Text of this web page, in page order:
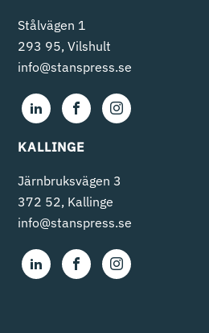
Stålvägen 1
293 95, Vilshult
info@stanspress.se
KALLINGE
Järnbruksvägen 3
372 52, Kallinge
info@stanspress.se